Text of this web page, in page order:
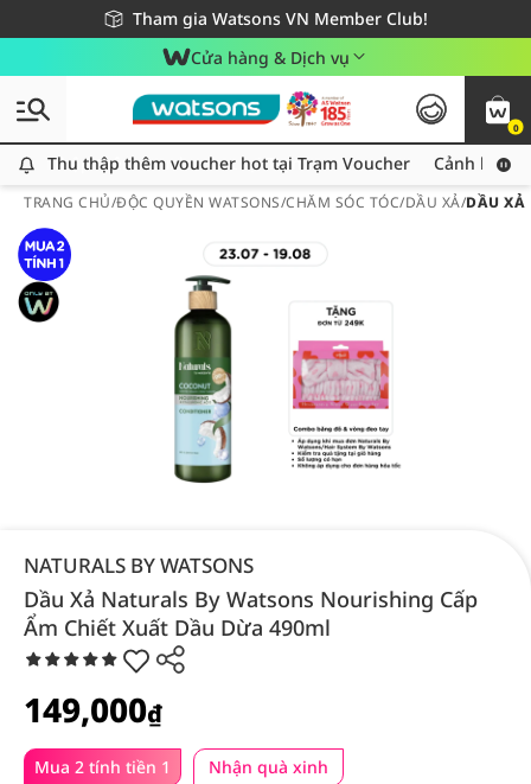
Tham gia Watsons VN Member Club!
Miễn phí giao hàng cho đơn hàng từ 249,000Đ
Giao hàng nhanh 24h - Áp dụng khu vực TP. Hồ Chí Minh
Cửa hàng & Dịch vụ
0
Thu thập thêm voucher hot tại Trạm Voucher
Thu thập thêm voucher hot tại Trạm Voucher Cảnh báo
TRANG CHỦ/ĐỘC QUYỀN WATSONS/CHĂM SÓC TÓC/DẦU XẢ/DẦU XẢ
NATURALS BY WATSONS
Dầu Xả Naturals By Watsons Nourishing Cấp
Ẩm Chiết Xuất Dầu Dừa 490ml
Mua 2 tính tiền 1 Nhận quà xinh
149,000₫